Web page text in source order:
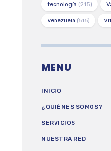
tecnología (215)
Venezuela (616)
MENU
INICIO
¿QUIÉNES SOMOS?
SERVICIOS
NUESTRA RED